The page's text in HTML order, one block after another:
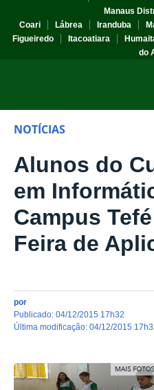
Manaus
Coari
Lábrea Iranduba
Figueiredo
Itacoatiara
do
NOTÍCIAS
Alunos do
em
Campus
Feira de
por
publicado: 04/12/2015 17h32
última modificação: 04/12/2015